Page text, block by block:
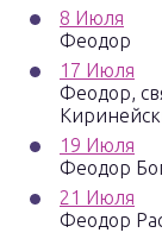
8 Июля
Феодор
17 Июля
Феодор,
19 Июля
Феодор
21 Июля
Феодор